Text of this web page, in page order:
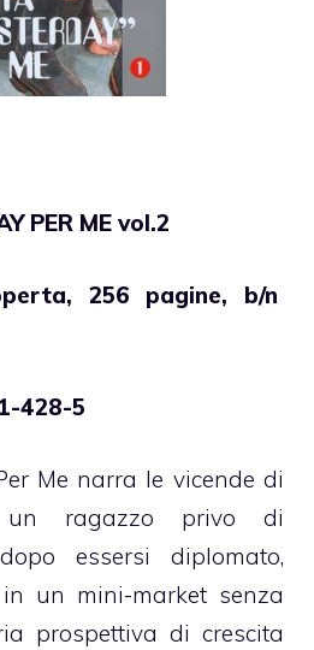
PER ME vol.2
256 pagine, b/n
428-5
Me narra le vicende di
un ragazzo privo di
essersi diplomato,
un mini-market senza
prospettiva di crescita